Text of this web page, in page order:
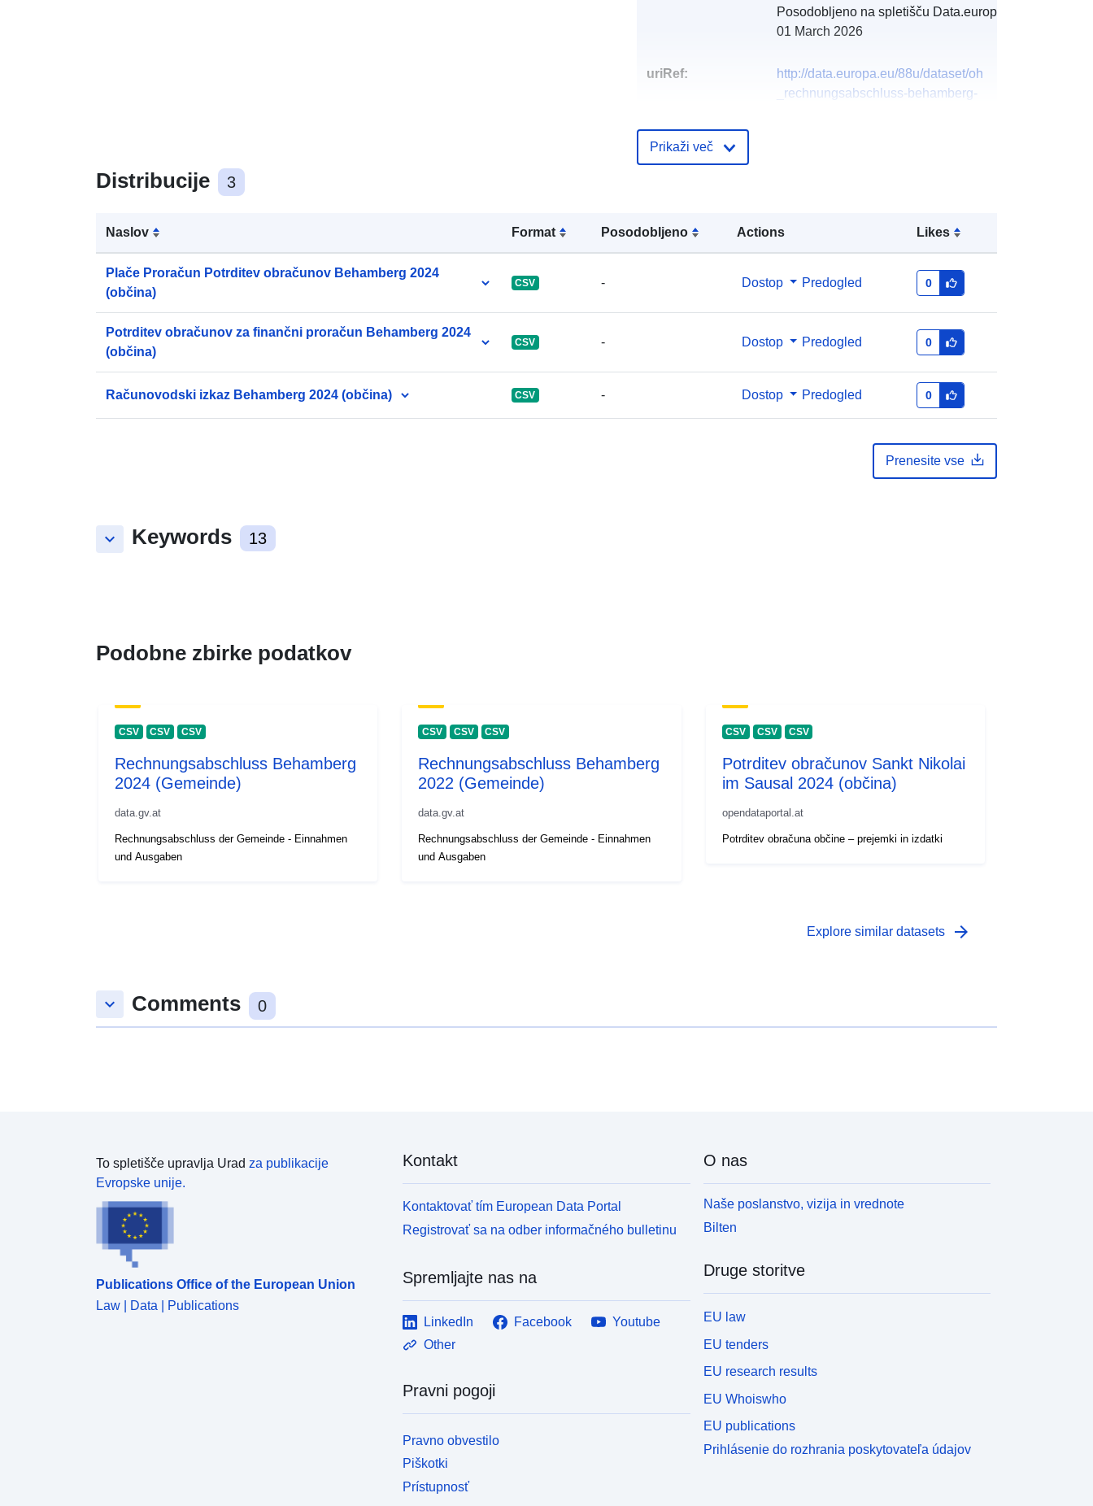
Distribucije 3
Naslov Format Posodobljeno Actions Likes
Plače Proračun Potrditev obračunov Behamberg 2024
(občina)
CSV - Dostop Predogled 0
Potrditev obračunov za finančni proračun Behamberg 2024
(občina)
CSV - Dostop Predogled 0
Računovodski izkaz Behamberg 2024 (občina) CSV - Dostop Predogled 0
Prenesite vse
keyboard_arrow_down Keywords 13
Posodobljeno na spletišču Data.europa.eu:
01 March 2026
uriRef:
http://data.europa.eu/88u/dataset/oh
_rechnungsabschluss-behamberg-
Prikaži več
Podobne zbirke podatkov
CSV CSV CSV
Rechnungsabschluss Behamberg
2024 (Gemeinde)
data.gv.at
Rechnungsabschluss der Gemeinde - Einnahmen
und Ausgaben
CSV CSV CSV
Rechnungsabschluss Behamberg
2022 (Gemeinde)
data.gv.at
Rechnungsabschluss der Gemeinde - Einnahmen
und Ausgaben
CSV CSV CSV
Potrditev obračunov Sankt Nikolai
im Sausal 2024 (občina)
opendataportal.at
Potrditev obračuna občine – prejemki in izdatki
Explore similar datasets arrow_forward
keyboard_arrow_down Comments 0
To spletišče upravlja Urad za publikacije
Evropske unije.
Publications Office of the European Union
Law | Data | Publications
Kontakt
Kontaktovať tím European Data Portal
Registrovať sa na odber informačného bulletinu
Spremljajte nas na
LinkedIn Facebook
Youtube
Other
Pravni pogoji
Pravno obvestilo
Piškotki
Prístupnosť
O nas
Naše poslanstvo, vizija in vrednote
Bilten
Druge storitve
EU law
EU tenders
EU research results
EU Whoiswho
EU publications
Prihlásenie do rozhrania poskytovateľa údajov